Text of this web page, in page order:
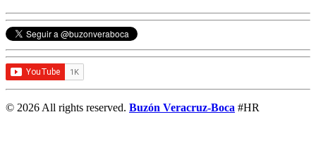
© 2026 All rights reserved. Buzón Veracruz-Boca #HR